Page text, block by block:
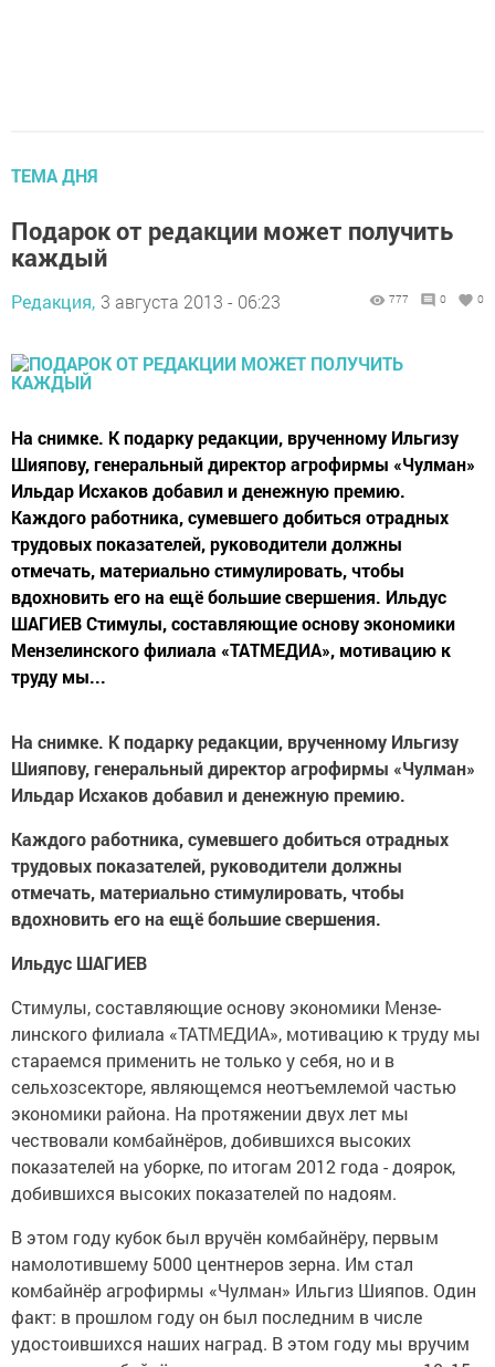
ТЕМА ДНЯ
Подарок от редакции может получить
каждый
Редакция, 3 августа 2013 - 06:23 777 0 0
На снимке. К подарку редакции, врученно­му Ильгизу
Шияпову, генеральный дирек­тор агрофирмы «Чул­ман»
Ильдар Исхаков добавил и денежную премию.
Каждого работника, сумевшего добиться отрадных
трудовых показателей, руководители должны
отмечать, материально стимулировать, чтобы
вдохновить его на ещё большие свершения. Ильдус
ШАГИЕВ Стимулы, составляющие основу экономики
Мензе­линского филиала «ТАТ­МЕДИА», мотивацию к
труду мы...
На снимке. К подарку редакции, врученно­му Ильгизу
Шияпову, генеральный дирек­тор агрофирмы «Чул­ман»
Ильдар Исхаков добавил и денежную премию.
Каждого работника, сумевшего добиться отрадных
трудовых показателей, руководители должны
отмечать, материально стимулировать, чтобы
вдохновить его на ещё большие свершения.
Ильдус ШАГИЕВ
Стимулы, составляющие основу экономики Мензе­
линского филиала «ТАТ­МЕДИА», мотивацию к труду мы
стараемся при­менить не только у себя, но и в
сельхозсекторе, яв­ляющемся неотъемлемой частью
экономики района. На протяжении двух лет мы
чествовали комбайнё­ров, добившихся высоких
показателей на уборке, по итогам 2012 года - доярок,
добившихся высоких пока­зателей по надоям.
В этом году кубок был вручён комбайнёру, пер­вым
намолотившему 5000 центнеров зерна. Им стал
комбайнёр агрофирмы «Чулман» Ильгиз Шияпов. Один
факт: в прошлом году он был последним в числе
удостоившихся на­ших наград. В этом году мы вручим